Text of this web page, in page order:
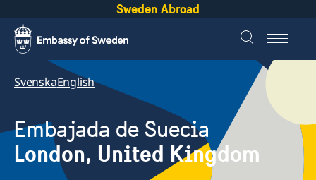
Sweden Abroad
SvenskaEnglish
Embajada de Suecia
London, United Kingdom